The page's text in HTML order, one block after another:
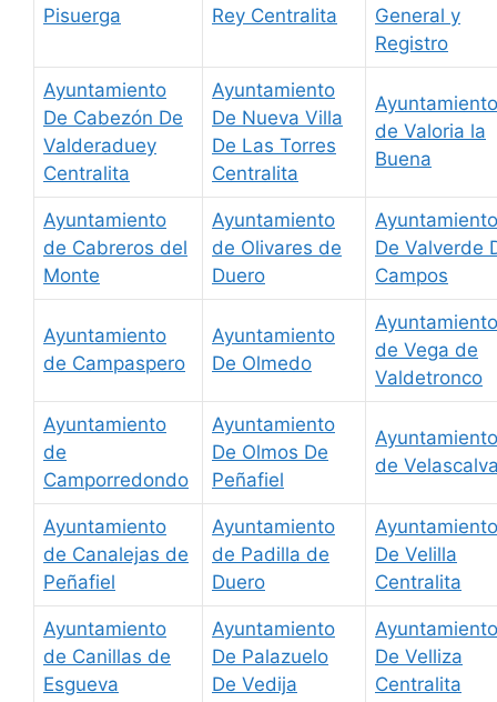
Pisuerga
Rey Centralita
General y
Registro
Ayuntamiento
De Cabezón De
Valderaduey
Centralita
Ayuntamiento
De Nueva Villa
De Las Torres
Centralita
Ayuntamiento
de Valoria la
Buena
Ayuntamiento
de Cabreros del
Monte
Ayuntamiento
de Olivares de
Duero
Ayuntamiento
De Valverde
Campos
Ayuntamiento
de Campaspero
Ayuntamiento
De Olmedo
Ayuntamiento
de Vega de
Valdetronco
Ayuntamiento
de
Camporredondo
Ayuntamiento
De Olmos De
Peñafiel
Ayuntamiento
de
Ayuntamiento
de Canalejas de
Peñafiel
Ayuntamiento
de Padilla de
Duero
Ayuntamiento
De Velilla
Centralita
Ayuntamiento
de Canillas de
Esgueva
Ayuntamiento
De Palazuelo
De Vedija
Ayuntamiento
De Velliza
Centralita